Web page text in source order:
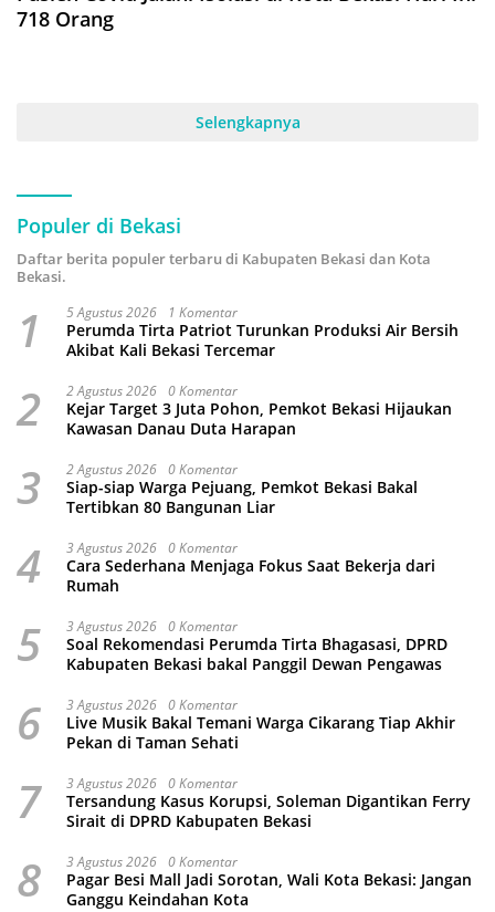
718 Orang
Selengkapnya
Populer di Bekasi
Daftar berita populer terbaru di Kabupaten Bekasi dan Kota
Bekasi.
1 5 Agustus 2026 1 Komentar
Perumda Tirta Patriot Turunkan Produksi Air Bersih
Akibat Kali Bekasi Tercemar
2 2 Agustus 2026 0 Komentar
Kejar Target 3 Juta Pohon, Pemkot Bekasi Hijaukan
Kawasan Danau Duta Harapan
3 2 Agustus 2026 0 Komentar
Siap-siap Warga Pejuang, Pemkot Bekasi Bakal
Tertibkan 80 Bangunan Liar
4 3 Agustus 2026 0 Komentar
Cara Sederhana Menjaga Fokus Saat Bekerja dari
Rumah
5 3 Agustus 2026 0 Komentar
Soal Rekomendasi Perumda Tirta Bhagasasi, DPRD
Kabupaten Bekasi bakal Panggil Dewan Pengawas
6 3 Agustus 2026 0 Komentar
Live Musik Bakal Temani Warga Cikarang Tiap Akhir
Pekan di Taman Sehati
7 3 Agustus 2026 0 Komentar
Tersandung Kasus Korupsi, Soleman Digantikan Ferry
Sirait di DPRD Kabupaten Bekasi
8 3 Agustus 2026 0 Komentar
Pagar Besi Mall Jadi Sorotan, Wali Kota Bekasi: Jangan
Ganggu Keindahan Kota